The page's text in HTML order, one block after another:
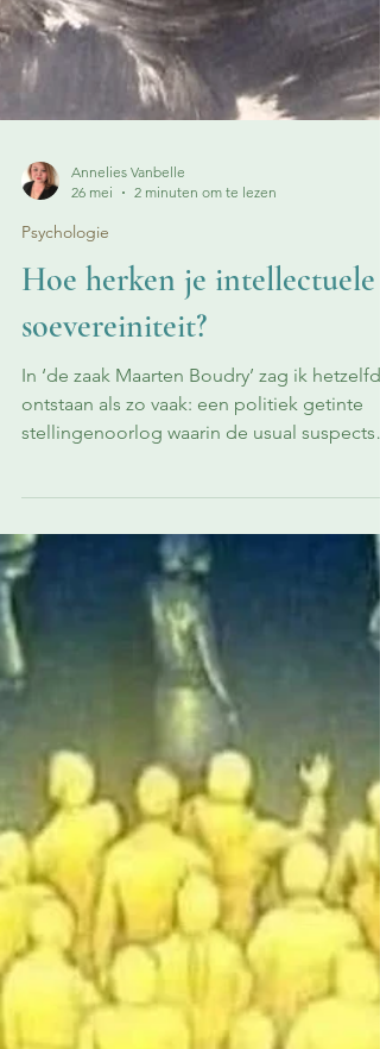
Annelies Vanbelle
Psychologie
Hoe herken je intellectuele
soevereiniteit?
In ‘de zaak Maarten Boudry’ zag ik hetzelfde
en rechts doen wat ze in zulke gevallen
altijd doen, alsof ze blind gedreven worden
door een programmatie waar ze zelf geen
weet van hebben. Maar hoe herken je
iemand die wél intellectueel soeverein is,
vroeg ik me af? Iemand die voor de
gaat, no matter what? Zo iemand kiest geen
kamp. S